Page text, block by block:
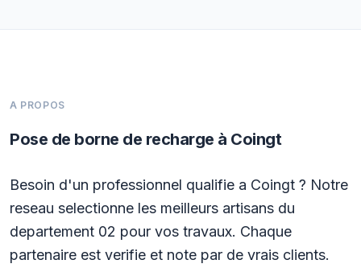
A PROPOS
Pose de borne de recharge à Coingt
Besoin d'un professionnel qualifie a Coingt ? Notre
reseau selectionne les meilleurs artisans du
departement 02 pour vos travaux. Chaque
partenaire est verifie et note par de vrais clients.